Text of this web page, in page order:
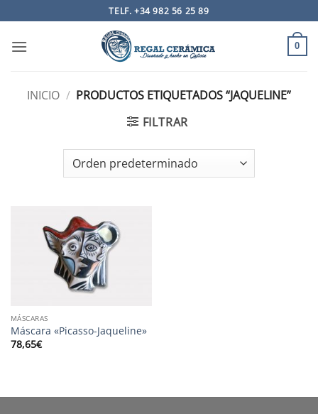
al
contenido
TELF. +34 982 56 25 89
0
INICIO / PRODUCTOS ETIQUETADOS “JAQUELINE”
FILTRAR
MÁSCARAS
Máscara «Picasso-Jaqueline»
78,65€